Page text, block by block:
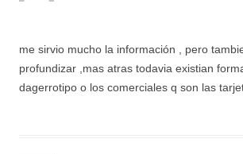
me sirvio mucho la información , pero
profundizar ,mas atras todavia existian
dagerrotipo o los comerciales q son las